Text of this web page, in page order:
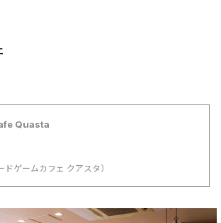
Quasta
ゲームカフェ クアスタ）